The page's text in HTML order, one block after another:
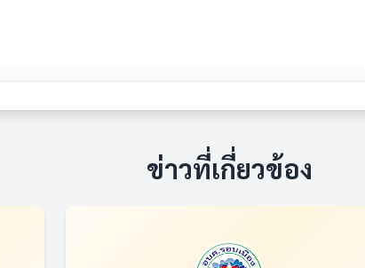
ข่าวที่เกี่ยวข้อง